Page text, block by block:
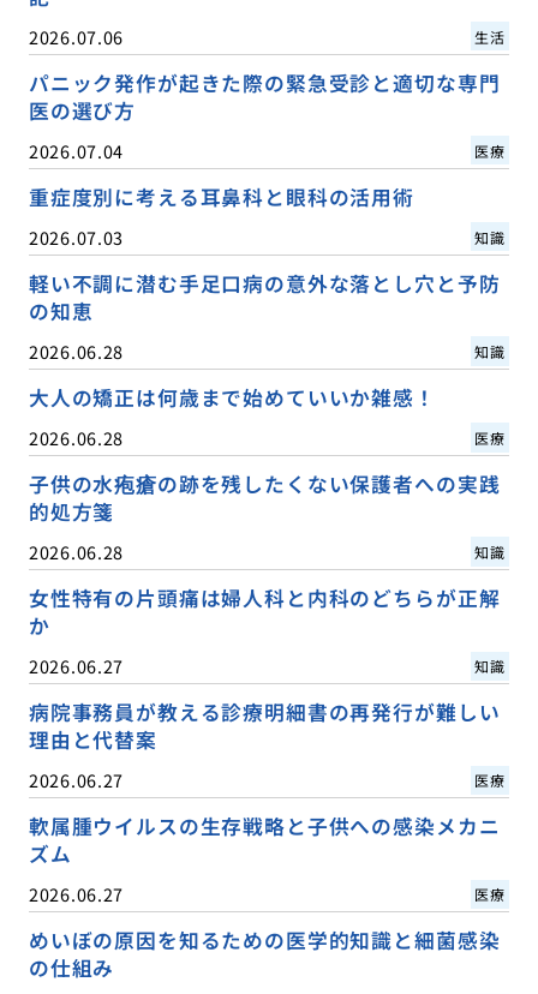
2026.07.06 生活
パニック発作が起きた際の緊急受診と適切な専門
医の選び方
2026.07.04 医療
重症度別に考える耳鼻科と眼科の活用術
2026.07.03 知識
軽い不調に潜む手足口病の意外な落とし穴と予防
の知恵
2026.06.28 知識
大人の矯正は何歳まで始めていいか雑感！
2026.06.28 医療
子供の水疱瘡の跡を残したくない保護者への実践
的処方箋
2026.06.28 知識
女性特有の片頭痛は婦人科と内科のどちらが正解
か
2026.06.27 知識
病院事務員が教える診療明細書の再発行が難しい
理由と代替案
2026.06.27 医療
軟属腫ウイルスの生存戦略と子供への感染メカニ
ズム
2026.06.27 医療
めいぼの原因を知るための医学的知識と細菌感染
の仕組み